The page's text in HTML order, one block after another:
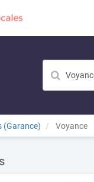
(Garance) Voyance